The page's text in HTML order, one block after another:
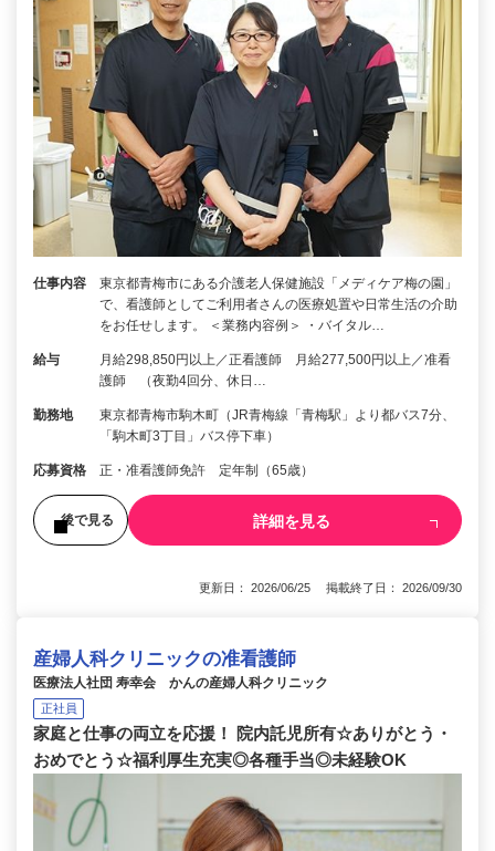
仕事内容
東京都青梅市にある介護老人保健施設「メディケア梅の園」
で、看護師としてご利用者さんの医療処置や日常生活の介助
をお任せします。 ＜業務内容例＞ ・バイタル…
給与
月給298,850円以上／正看護師 月給277,500円以上／准看
護師 （夜勤4回分、休日…
勤務地
東京都青梅市駒木町（JR青梅線「青梅駅」より都バス7分、
「駒木町3丁目」バス停下車）
応募資格 正・准看護師免許 定年制（65歳）
後で見る 詳細を見る
更新日： 2026/06/25 掲載終了日： 2026/09/30
産婦人科クリニックの准看護師
医療法人社団 寿幸会 かんの産婦人科クリニック
正社員
家庭と仕事の両立を応援！ 院内託児所有☆ありがとう・
おめでとう☆福利厚生充実◎各種手当◎未経験OK